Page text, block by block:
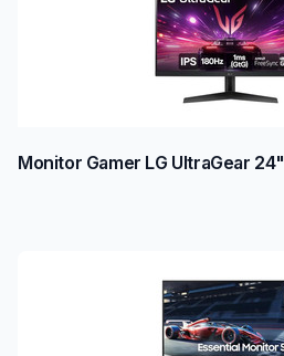
Monitor Gamer LG UltraGear 24"